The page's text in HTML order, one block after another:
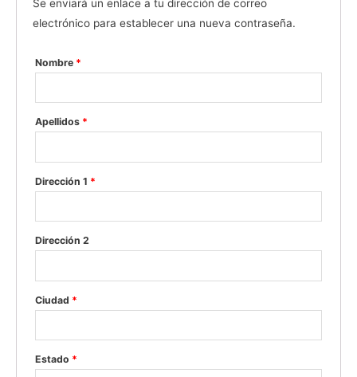
Se enviará un enlace a tu dirección de correo
electrónico para establecer una nueva contraseña.
Nombre *
Apellidos *
Dirección 1 *
Dirección 2
Ciudad *
Estado *